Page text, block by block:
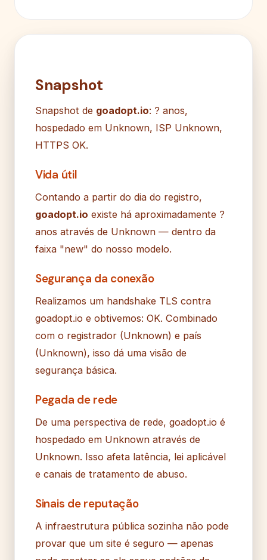
Snapshot
Snapshot de goadopt.io: ? anos,
hospedado em Unknown, ISP Unknown,
HTTPS OK.
Vida útil
Contando a partir do dia do registro,
goadopt.io existe há aproximadamente ?
anos através de Unknown — dentro da
faixa "new" do nosso modelo.
Segurança da conexão
Realizamos um handshake TLS contra
goadopt.io e obtivemos: OK. Combinado
com o registrador (Unknown) e país
(Unknown), isso dá uma visão de
segurança básica.
Pegada de rede
De uma perspectiva de rede, goadopt.io é
hospedado em Unknown através de
Unknown. Isso afeta latência, lei aplicável
e canais de tratamento de abuso.
Sinais de reputação
A infraestrutura pública sozinha não pode
provar que um site é seguro — apenas